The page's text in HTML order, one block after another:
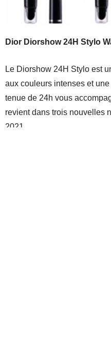
Dior Diorshow 24H Stylo
Le Diorshow 24H Stylo est
aux couleurs intenses et
tenue de 24h vous
revient dans trois nouvelles
2021.